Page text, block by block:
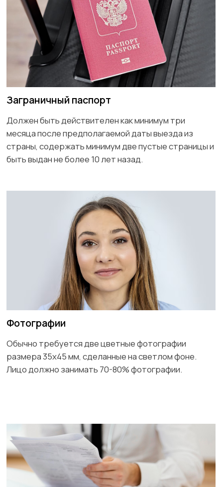
Медицинская страховка
Должна покрывать все дни пребывания и быть
страны с минимальной суммой покрытия 30,000
долларов.
Подтверждение финансового
Выписки с банковского счета за последние 3-6
месяцев, справка с места работы с указанием
должности и зарплаты, либо иные документы,
подтверждающие наличие средств.
Это могут быть брони гостиниц, приглашение от
частного лица или организации, либо другие
документы, подтверждающие цель и условия вашей
поездки.